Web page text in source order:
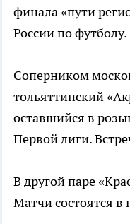
финала «пути
России по футболу.
Соперником
тольяттинский
оставшийся в
Первой лиги.
В другой паре
Матчи состоятся в